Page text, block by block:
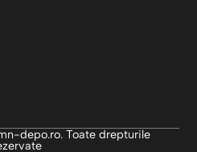
depo.ro. Toate drepturile